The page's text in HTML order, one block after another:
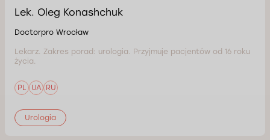
Lek. Oleg Konashchuk
Doctorpro Wrocław
Lekarz. Zakres porad: urologia. Przyjmuje pacjentów od 16 roku
życia.
PL UA RU
Urologia